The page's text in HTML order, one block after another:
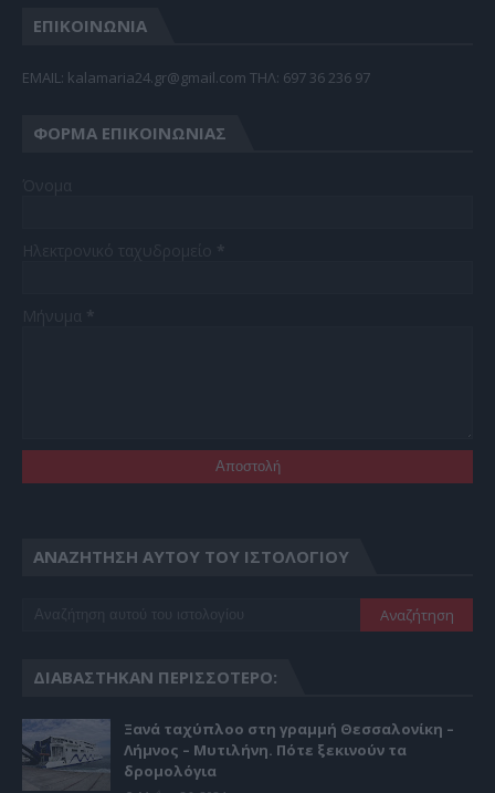
ΕΠΙΚΟΙΝΩΝΙΑ
EMAIL: kalamaria24.gr@gmail.com TΗΛ: 697 36 236 97
ΦΌΡΜΑ ΕΠΙΚΟΙΝΩΝΊΑΣ
ΑΝΑΖΉΤΗΣΗ ΑΥΤΟΎ ΤΟΥ ΙΣΤΟΛΟΓΊΟΥ
ΔΙΑΒΆΣΤΗΚΑΝ ΠΕΡΙΣΣΌΤΕΡΟ:
Ξανά ταχύπλοο στη γραμμή Θεσσαλονίκη –
Λήμνος – Μυτιλήνη. Πότε ξεκινούν τα
δρομολόγια